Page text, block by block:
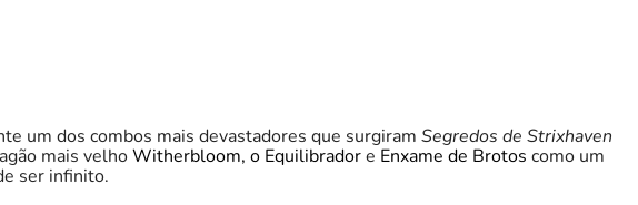
um dos combos mais devastadores que surgiram Segredos de Strixhaven
mais velhoWitherbloom, o Equilibradore Enxame de Brotos como um
ser infinito.